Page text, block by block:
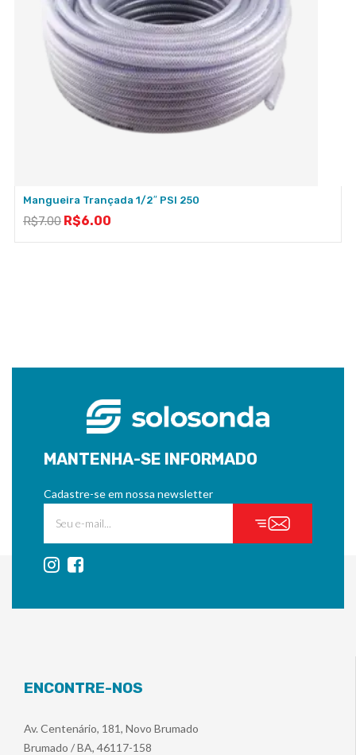
Mangueira Trançada 1/2″ PSI 250
R$7.00 R$6.00
MANTENHA-SE INFORMADO
Cadastre-se em nossa newsletter
ENCONTRE-NOS
Av. Centenário, 181, Novo Brumado
Brumado / BA, 46117-158